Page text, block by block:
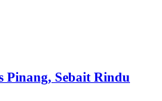
Pinang, Sebait Rindu